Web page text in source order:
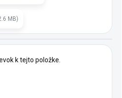
MB)
k tejto položke.